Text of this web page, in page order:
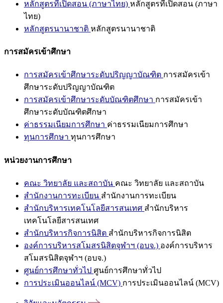
หลักสูตรที่เปิดสอน (ภาษาไทย) หลักสูตรที่เปิดสอน (ภาษา
ไทย)
หลักสูตรนานาชาติ หลักสูตรนานาชาติ
การสมัครเข้าศึกษา
การสมัครเข้าศึกษาระดับปริญญาบัณฑิต การสมัครเข้า
ศึกษาระดับปริญญาบัณฑิต
การสมัครเข้าศึกษาระดับบัณฑิตศึกษา การสมัครเข้า
ศึกษาระดับบัณฑิตศึกษา
ค่าธรรมเนียมการศึกษา ค่าธรรมเนียมการศึกษา
ทุนการศึกษา ทุนการศึกษา
หน่วยงานการศึกษา
คณะ วิทยาลัย และสถาบัน คณะ วิทยาลัย และสถาบัน
สำนักงานการทะเบียน สำนักงานการทะเบียน
สำนักบริหารเทคโนโลยีสารสนเทศ สำนักบริหาร
เทคโนโลยีสารสนเทศ
สำนักบริหารกิจการนิสิต สำนักบริหารกิจการนิสิต
องค์การบริหารสโมสรนิสิตจุฬาฯ (อบจ.) องค์การบริหาร
สโมสรนิสิตจุฬาฯ (อบจ.)
ศูนย์การศึกษาทั่วไป ศูนย์การศึกษาทั่วไป
การประเมินออนไลน์ (MCV) การประเมินออนไลน์ (MCV)